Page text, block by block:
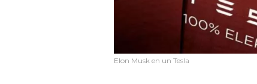
Elon Musk en un Tesla